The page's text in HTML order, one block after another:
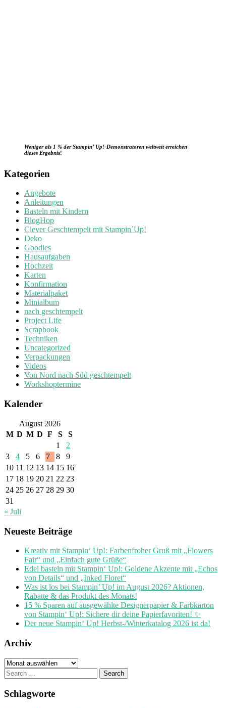
Weniger als 1 % der Stampin’ Up!-Demonstratoren weltweit erreichen
dieses Ergebnis!
Kategorien
Angebote
Anleitungen
Basteln mit Kindern
BlogHop
Clever Geschtempelt mit Stampin´Up!
Deko
Goodies
Hausaufgaben
Hochzeit
Karten
Konfirmation
Materialpaket
Minialbum
nach geschtempelt
Project Life
Scrapbook
Techniken
Uncategorized
Verpackungen
Videos
Von Nord nach Süd geschtempelt
Workshoptermine
Kalender
August 2026
M D M D F S
S
1
2
3
4 5 6 7 8
9
10 11 12 13 14 15 16
17 18 19 20 21 22 23
24 25 26 27 28 29 30
31
« Juli
Neueste Beiträge
Kreativ mit Stampin‘ Up!: Farbenfroher Gruß mit „Flowers
Fair“ und „Einfach gute Grüße“
Edel basteln mit Stampin‘ Up!: Goldene Akzente mit „Echos
von Details“ und „Inked Floret“
Was ist los bei Stampin’ Up! im August 2026? Aktionen,
Rabatte & das Produkt des Monats!
15 % Sparen auf ausgewählte Designerpapier & Farbkarton
von Stampin‘ Up!: Sichere dir deine Papierfavoriten! ✨
Der neue Stampin‘ Up! Herbst-/Winterkatalog 2026 ist da!
Archiv
Archiv
Search
for:
Schlagworte